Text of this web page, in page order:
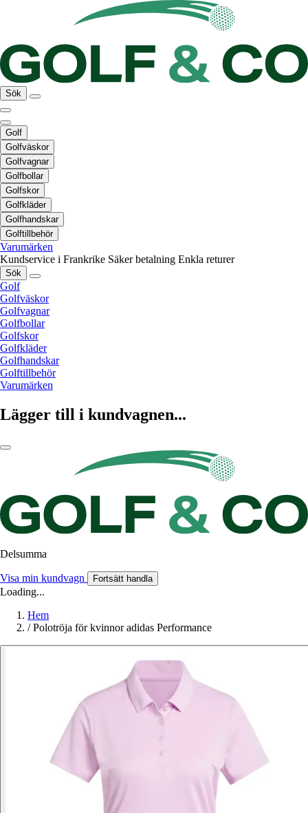
Sök
Golf
Golfväskor
Golfvagnar
Golfbollar
Golfskor
Golfkläder
Golfhandskar
Golftillbehör
Varumärken
Kundservice i Frankrike Säker betalning Enkla returer
Sök
Golf
Golfväskor
Golfvagnar
Golfbollar
Golfskor
Golfkläder
Golfhandskar
Golftillbehör
Varumärken
Lägger till i kundvagnen...
Delsumma
Visa min kundvagn Fortsätt handla
Loading...
Hem
/ Polotröja för kvinnor adidas Performance